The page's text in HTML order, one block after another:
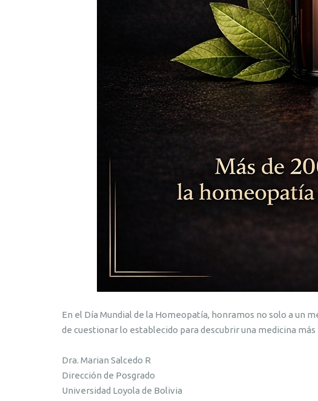
En el Día Mundial de la Homeopatía, honramos no solo a un
de cuestionar lo establecido para descubrir una medicina
Dra. Marian Salcedo R
Dirección de Posgrado
Universidad Loyola de Bolivia